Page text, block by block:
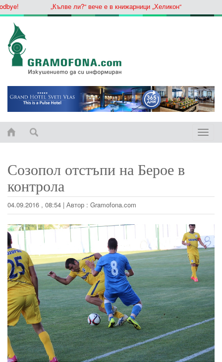
„Кълве ли?“ вече е в книжарници „Хеликон“
Toggle
Созопол отстъпи на Берое в
контрола
04.09.2016 , 08:54 | Автор : Gramofona.com